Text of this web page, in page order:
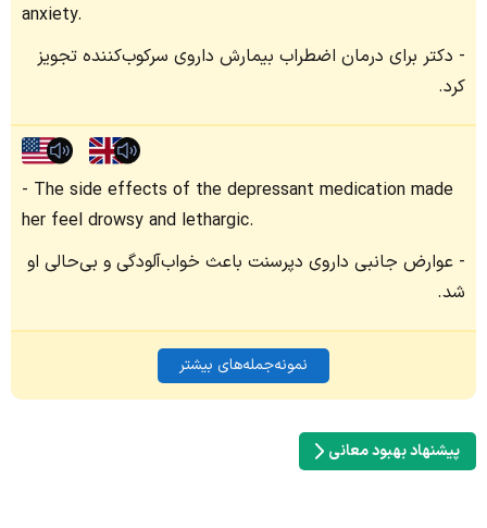
anxiety.
دکتر برای درمان اضطراب بیمارش داروی سرکوب‌کننده تجویز
کرد.
The side effects of the depressant medication made
her feel drowsy and lethargic.
عوارض جانبی داروی دپرسنت باعث خواب‌آلودگی و بی‌حالی او
شد.
نمونه‌جمله‌های بیشتر
پیشنهاد بهبود معانی